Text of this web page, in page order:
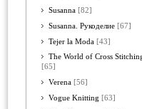
Susanna [82]
Susanna. Рукоделие [67]
Tejer la Moda [43]
The World of Cross
[65]
Verena [56]
Vogue Knitting [63]